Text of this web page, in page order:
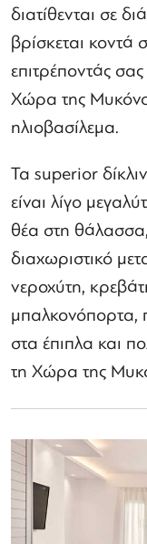
διατίθενται σε
βρίσκεται
επιτρέποντάς
Χώρα της
ηλιοβασίλεμα.
Τα superior
είναι λίγο
θέα στη
διαχωριστικό
νεροχύτη,
μπαλκονόπορτα,
στα έπιπλα και
τη Χώρα της